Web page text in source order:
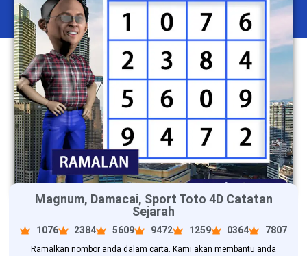
Magnum, Damacai, Sport Toto 4D Catatan
Sejarah
1076 2384 5609 9472 1259 0364 7807
Ramalkan nombor anda dalam carta. Kami akan membantu anda